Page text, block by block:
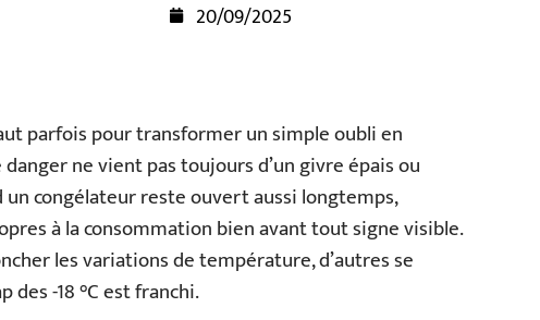
20/09/2025
parfois pour transformer un simple oubli en
ne vient pas toujours d’un givre épais ou
un congélateur reste ouvert aussi longtemps,
à la consommation bien avant tout signe visible.
les variations de température, d’autres se
-18 °C est franchi.